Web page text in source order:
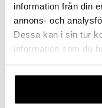
information från din
annons- och
Dessa kan i sin tur
information som du
våra cookies vid